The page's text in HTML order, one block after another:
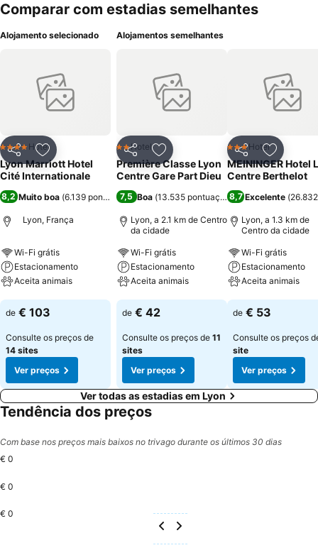
Comparar com estadias semelhantes
Alojamento selecionado
PartilharAdicionar aos favoritos
4 EstrelasHotel
Lyon Marriott Hotel
Cité Internationale
8,2 Muito boa (6.139 pontuações )
Lyon, França
Wi-Fi grátis
Estacionamento
Aceita animais
Ver preços
de € 103
Consulte os preços de
14 sites
Ver preços
Alojamentos semelhantes
PartilharAdicionar aos favoritos
2 Estrelas
Hotel
Première Classe Lyon
Centre Gare Part Dieu
7,5 Boa (13.535 pontuações)
Lyon, a 2.1 km de Centro
da cidade
Wi-Fi grátis
Estacionamento
Aceita animais
Ver preços
de € 42
Consulte os preços de 11
sites
Ver preços
Partilhar
3 Estrelas
Hotel
MEININGER Hotel
Centre Berthelot
8,7 Excelente (
Lyon, a 1.3 km de
Centro da cidade
Wi-Fi grátis
Estacionamento
Aceita animais
Ver preços
de € 53
Consulte os preços
site
Ver preços
Ver todas as estadias em Lyon
Tendência dos preços
Com base nos preços mais baixos no trivago durante os últimos 30 dias
€ 0
€ 0
€ 0